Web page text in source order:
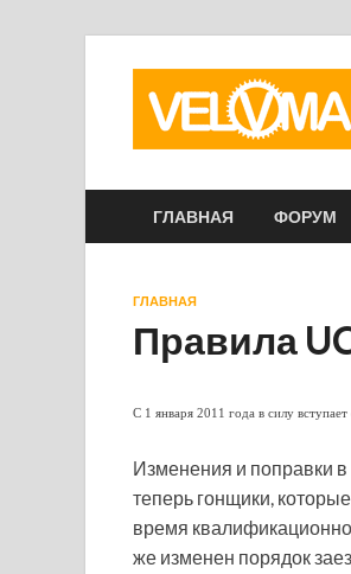
ГЛАВНАЯ ФОРУМ
ГЛАВНАЯ
Правила
C 1 января 2011 года в силу
Изменения и поправки в
теперь гонщики,
время
же изменен порядок